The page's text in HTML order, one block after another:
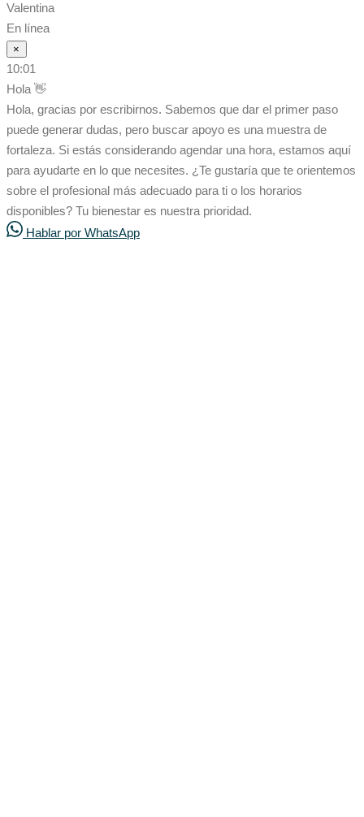
Valentina
En línea
×
10:01
Hola 👋
Hola, gracias por escribirnos. Sabemos que dar el primer paso
puede generar dudas, pero buscar apoyo es una muestra de
fortaleza. Si estás considerando agendar una hora, estamos aquí
para ayudarte en lo que necesites. ¿Te gustaría que te orientemos
sobre el profesional más adecuado para ti o los horarios
disponibles? Tu bienestar es nuestra prioridad.
Hablar por WhatsApp